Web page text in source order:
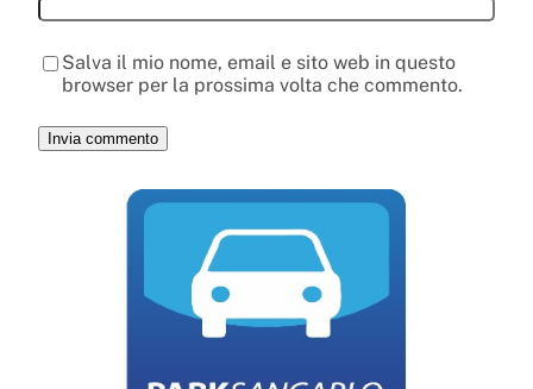
Salva il mio nome, email e sito web in questo
browser per la prossima volta che commento.